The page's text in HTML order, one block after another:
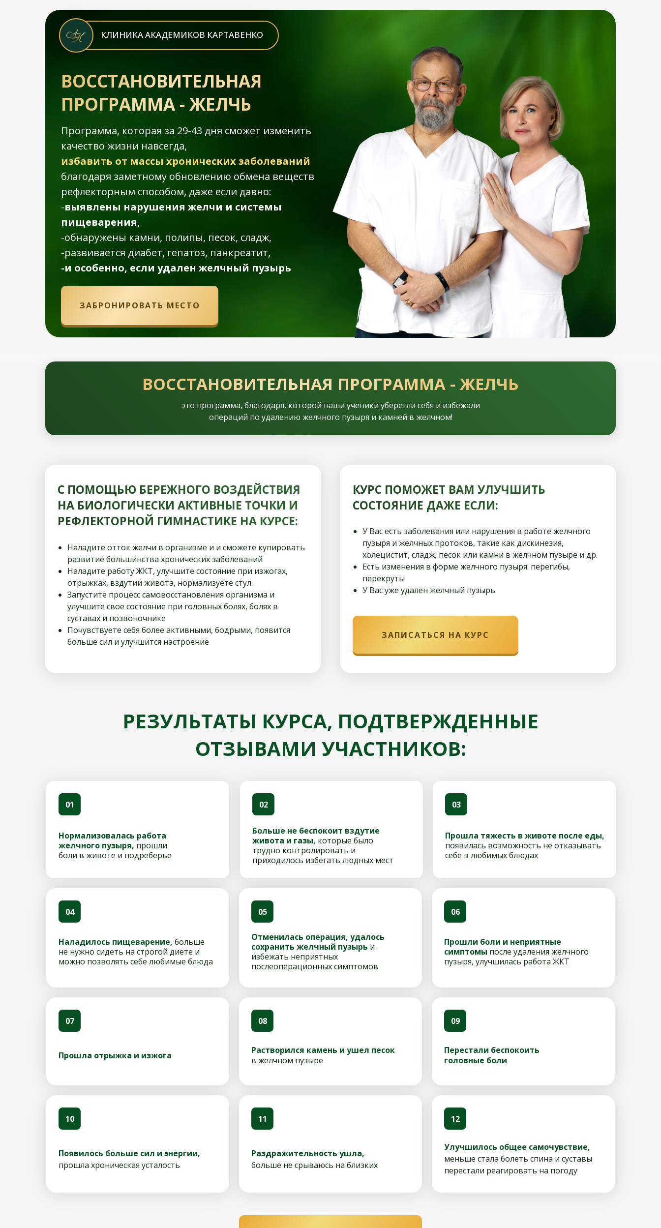
ВОССТАНОВИТЕЛЬНАЯ
ПРОГРАММА - ЖЕЛЧЬ
Программа, которая за 29-43 дня сможет изменить
качество жизни навсегда,
избавить от массы хронических заболеваний
благодаря заметному обновлению обмена веществ
рефлекторным способом, даже если давно:
-выявлены нарушения желчи и системы
пищеварения,
-обнаружены камни, полипы, песок, сладж,
-развивается диабет, гепатоз, панкреатит,
-и особенно, если удален желчный пузырь
КЛИНИКА АКАДЕМИКОВ КАРТАВЕНКО
ЗАБРОНИРОВАТЬ МЕСТО
ВОССТАНОВИТЕЛЬНАЯ ПРОГРАММА - ЖЕЛЧЬ
это программа, благодаря, которой наши ученики уберегли себя и избежали
операций по удалению желчного пузыря и камней в желчном!
С ПОМОЩЬЮ БЕРЕЖНОГО ВОЗДЕЙСТВИЯ
НА БИОЛОГИЧЕСКИ АКТИВНЫЕ ТОЧКИ И
РЕФЛЕКТОРНОЙ ГИМНАСТИКЕ НА КУРСЕ:
Наладите отток желчи в организме и и сможете купировать
развитие большинства хронических заболеваний
Наладите работу ЖКТ, улучшите состояние при изжогах,
отрыжках, вздутии живота, нормализуете стул.
Запустите процесс самовосстановления организма и
улучшите свое состояние при головных болях, болях в
суставах и позвоночнике
Почувствуете себя более активными, бодрыми, появится
больше сил и улучшится настроение
КУРС ПОМОЖЕТ ВАМ УЛУЧШИТЬ
СОСТОЯНИЕ ДАЖЕ ЕСЛИ:
У Вас есть заболевания или нарушения в работе желчного
пузыря и желчных протоков, такие как дискинезия,
холецистит, сладж, песок или камни в желчном пузыре и др.
Есть изменения в форме желчного пузыря: перегибы,
перекруты
У Вас уже удален желчный пузырь
ЗАПИСАТЬСЯ НА КУРС
Больше не беспокоит вздутие
живота и газы, которые было
трудно контролировать и
приходилось избегать людных мест
02
Прошла тяжесть в животе после еды,
появилась возможность не отказывать
себе в любимых блюдах
03
Наладилось пищеварение, больше
не нужно сидеть на строгой диете и
можно позволять себе любимые блюда
04
Отменилась операция, удалось
сохранить желчный пузырь и
избежать неприятных
послеоперационных симптомов
05
Прошли боли и неприятные
симптомы после удаления желчного
пузыря, улучшилась работа ЖКТ
06
Прошла отрыжка и изжога
07
Растворился камень и ушел песок
в желчном пузыре
08
Перестали беспокоить
головные боли
09
Появилось больше сил и энергии,
прошла хроническая усталость
10
Раздражительность ушла,
больше не срываюсь на близких
11
Улучшилось общее самочувствие,
меньше стала болеть спина и суставы
перестали реагировать на погоду
12
РЕЗУЛЬТАТЫ КУРСА, ПОДТВЕРЖДЕННЫЕ
ОТЗЫВАМИ УЧАСТНИКОВ:
Нормализовалась работа
желчного пузыря, прошли
боли в животе и подреберье
01